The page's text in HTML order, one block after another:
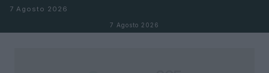
Salta al contenuto
7 Agosto 2026
7 Agosto 2026